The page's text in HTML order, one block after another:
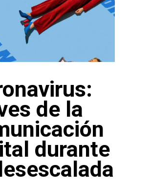
de la
durante